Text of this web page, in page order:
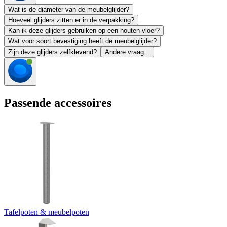
Wat is de diameter van de meubelglijder?
Hoeveel glijders zitten er in de verpakking?
Kan ik deze glijders gebruiken op een houten vloer?
Wat voor soort bevestiging heeft de meubelglijder?
Zijn deze glijders zelfklevend?
Andere vraag...
Passende accessoires
Tafelpoten & meubelpoten